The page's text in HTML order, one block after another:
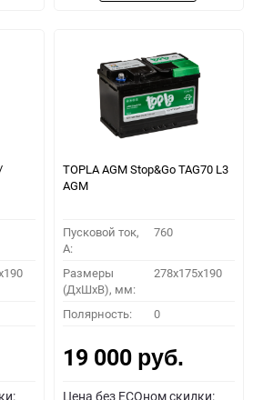
TOPLA AGM Stop&Go TAG70 L3
AGM
Пусковой ток,
A:
760
Размеры
(ДхШхВ), мм:
278x175x190
Полярность: 0
19 000 руб.
Цена без ECOном скидки: